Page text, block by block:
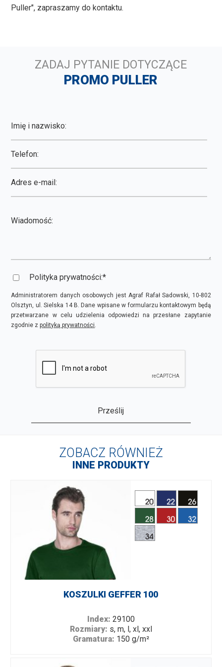
Puller", zapraszamy do kontaktu.
ZADAJ PYTANIE DOTYCZĄCE
PROMO PULLER
Polityka prywatności:*
Administratorem danych osobowych jest Agraf Rafał Sadowski, 10-802
Olsztyn, ul. Sielska 14 B. Dane wpisane w formularzu kontaktowym będą
przetwarzane w celu udzielenia odpowiedzi na przesłane zapytanie
zgodnie zpolityką prywatności.
ZOBACZ RÓWNIEŻ
INNE PRODUKTY
KOSZULKI GEFFER 100
Index: 29100
Rozmiary: s, m, l, xl, xxl
Gramatura: 150 g/m²